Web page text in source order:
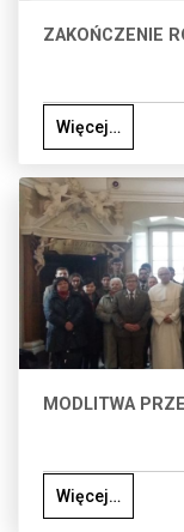
ZAKOŃCZENIE
Więcej…
MODLITWA
Więcej…